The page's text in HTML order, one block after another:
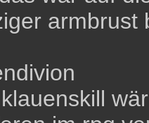
armbrust